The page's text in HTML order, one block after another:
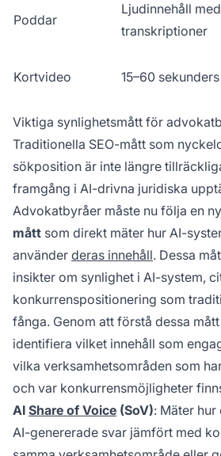
Poddar
Ljudinnehåll med
transkriptioner
Kortvideo 15–60
Viktiga synlighetsmått för
Traditionella SEO-mått som
sökposition är inte längre
framgång i AI-drivna juridiska
Advokatbyråer måste nu följa en
mått som direkt mäter hur AI-
använder deras innehåll. Dessa
insikter om synlighet i AI-system,
konkurrenspositionering som
fånga. Genom att förstå dessa
identifiera vilket innehåll som
vilka verksamhetsområden som
och var konkurrensmöjligheter
AI Share of Voice (SoV): Mäter hur
AI-genererade svar jämfört med